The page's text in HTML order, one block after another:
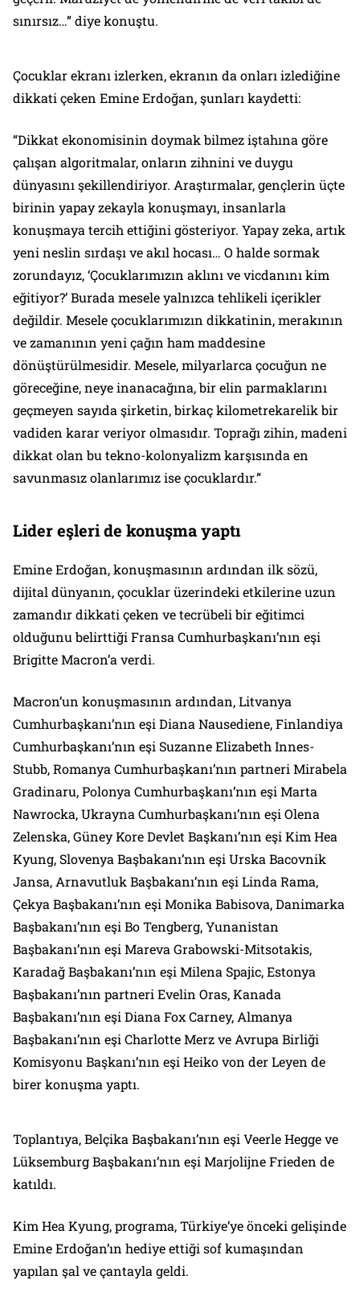
sınırsız…” diye konuştu.
Çocuklar ekranı izlerken, ekranın da onları izlediğine
dikkati çeken Emine Erdoğan, şunları kaydetti:
“Dikkat ekonomisinin doymak bilmez iştahına göre
çalışan algoritmalar, onların zihnini ve duygu
dünyasını şekillendiriyor. Araştırmalar, gençlerin üçte
birinin yapay zekayla konuşmayı, insanlarla
konuşmaya tercih ettiğini gösteriyor. Yapay zeka, artık
yeni neslin sırdaşı ve akıl hocası… O halde sormak
zorundayız, ‘Çocuklarımızın aklını ve vicdanını kim
eğitiyor?’ Burada mesele yalnızca tehlikeli içerikler
değildir. Mesele çocuklarımızın dikkatinin, merakının
ve zamanının yeni çağın ham maddesine
dönüştürülmesidir. Mesele, milyarlarca çocuğun ne
göreceğine, neye inanacağına, bir elin parmaklarını
geçmeyen sayıda şirketin, birkaç kilometrekarelik bir
vadiden karar veriyor olmasıdır. Toprağı zihin, madeni
dikkat olan bu tekno-kolonyalizm karşısında en
savunmasız olanlarımız ise çocuklardır.”
Lider eşleri de konuşma yaptı
Emine Erdoğan, konuşmasının ardından ilk sözü,
dijital dünyanın, çocuklar üzerindeki etkilerine uzun
zamandır dikkati çeken ve tecrübeli bir eğitimci
olduğunu belirttiği Fransa Cumhurbaşkanı’nın eşi
Brigitte Macron’a verdi.
Macron’un konuşmasının ardından, Litvanya
Cumhurbaşkanı’nın eşi Diana Nausediene, Finlandiya
Cumhurbaşkanı’nın eşi Suzanne Elizabeth Innes-
Stubb, Romanya Cumhurbaşkanı’nın partneri Mirabela
Gradinaru, Polonya Cumhurbaşkanı’nın eşi Marta
Nawrocka, Ukrayna Cumhurbaşkanı’nın eşi Olena
Zelenska, Güney Kore Devlet Başkanı’nın eşi Kim Hea
Kyung, Slovenya Başbakanı’nın eşi Urska Bacovnik
Jansa, Arnavutluk Başbakanı’nın eşi Linda Rama,
Çekya Başbakanı’nın eşi Monika Babisova, Danimarka
Başbakanı’nın eşi Bo Tengberg, Yunanistan
Başbakanı’nın eşi Mareva Grabowski-Mitsotakis,
Karadağ Başbakanı’nın eşi Milena Spajic, Estonya
Başbakanı’nın partneri Evelin Oras, Kanada
Başbakanı’nın eşi Diana Fox Carney, Almanya
Başbakanı’nın eşi Charlotte Merz ve Avrupa Birliği
Komisyonu Başkanı’nın eşi Heiko von der Leyen de
birer konuşma yaptı.
Toplantıya, Belçika Başbakanı’nın eşi Veerle Hegge ve
Lüksemburg Başbakanı’nın eşi Marjolijne Frieden​​​​​​​ de
katıldı.
Kim Hea Kyung, programa, Türkiye’ye önceki gelişinde
Emine Erdoğan’ın hediye ettiği sof kumaşından
yapılan şal ve çantayla geldi.